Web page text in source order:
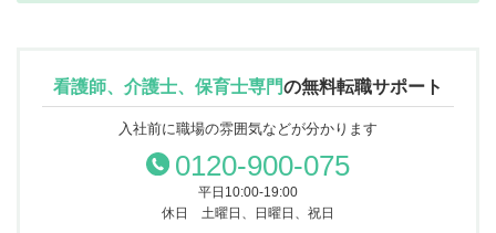
看護師、介護士、保育士専門の無料転職サポート
入社前に職場の雰囲気などが分かります
0120-900-075
平日10:00-19:00
休日 土曜日、日曜日、祝日